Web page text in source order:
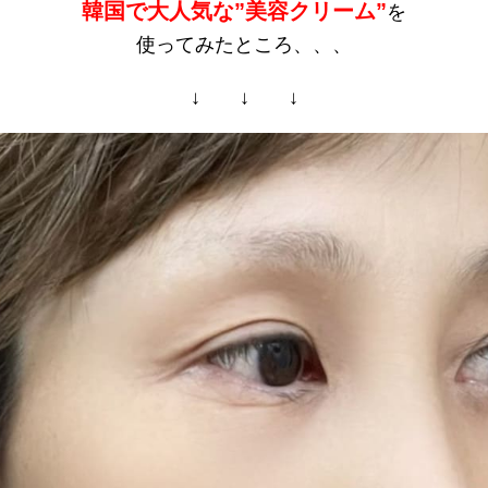
韓国で大人気な”美容クリーム”を
使ってみたところ、、、
↓ ↓ ↓